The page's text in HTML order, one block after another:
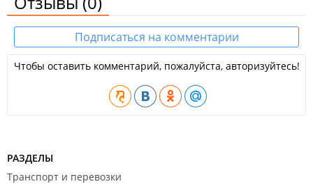
Подписаться на комментарии
Чтобы оставить комментарий, пожалуйста, авторизуйтесь!
РАЗДЕЛЫ
Транспорт и перевозки